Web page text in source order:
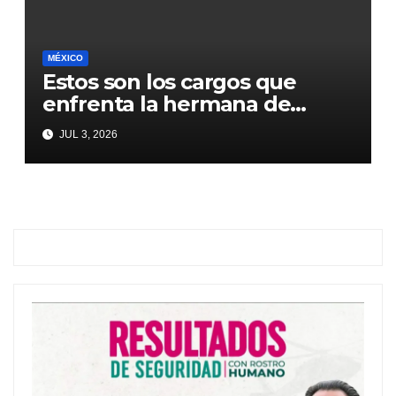
MÉXICO
Estos son los cargos que
enfrenta la hermana de
Emilio Lozoya
JUL 3, 2026